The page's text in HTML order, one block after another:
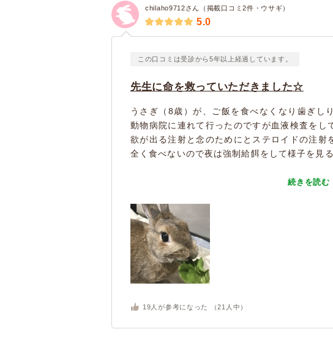
chilaho9712さん（掲載口コミ2件・ウサギ）
5.0
この口コミは受診から5年以上経過しています。
先生に命を救っていただきました☆
うさぎ（8歳）が、ご飯を食べなくなり歯ぎし
動物病院に連れて行ったのですが血液検査をし
欲が出る注射と念のためにとステロイドの注射
全く食べないので夜は強制給餌をして様子を見
続きを読む
19 人が参考になった （21 人中）